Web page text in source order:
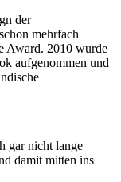
der
mehrfach
Award. 2010 wurde
aufgenommen und
gar nicht lange
damit mitten ins